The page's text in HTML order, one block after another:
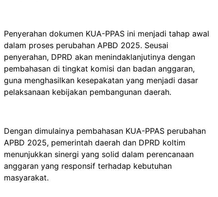
Penyerahan dokumen KUA-PPAS ini menjadi tahap awal
dalam proses perubahan APBD 2025. Seusai
penyerahan, DPRD akan menindaklanjutinya dengan
pembahasan di tingkat komisi dan badan anggaran,
guna menghasilkan kesepakatan yang menjadi dasar
pelaksanaan kebijakan pembangunan daerah.
Dengan dimulainya pembahasan KUA-PPAS perubahan
APBD 2025, pemerintah daerah dan DPRD koltim
menunjukkan sinergi yang solid dalam perencanaan
anggaran yang responsif terhadap kebutuhan
masyarakat.